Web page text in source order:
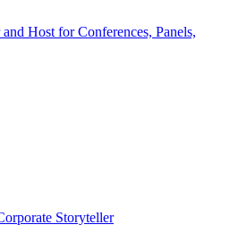
Host for Conferences, Panels,
Storyteller